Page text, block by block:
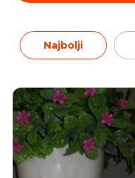
Najbolji